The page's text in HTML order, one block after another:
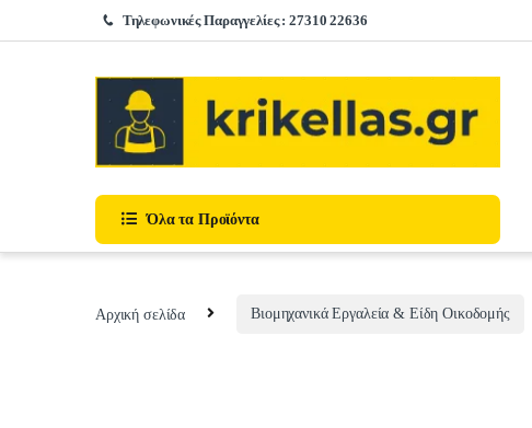
Skip to navigation
Τηλεφωνικές Παραγγελίες : 27310 22636
Όλα τα Προϊόντα
Αρχική σελίδα Βιομηχανικά Εργαλεία & Είδη Οικοδομής